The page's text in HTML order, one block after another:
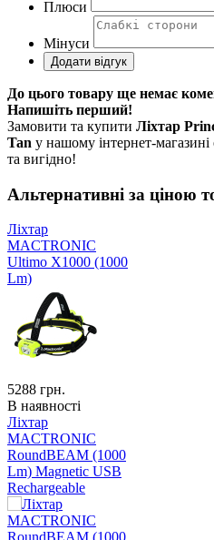
Плюси
Мінуси
До цього товару ще немає
Напишіть перший!
Замовити та купити Ліхтар
Tan у нашому інтернет-
та вигідно!
Альтернативні за ціною
Ліхтар
MACTRONIC
Ultimo X1000 (1000
Lm)
5288 грн.
В наявності
Ліхтар
MACTRONIC
RoundBEAM (1000
Lm) Magnetic USB
Rechargeable